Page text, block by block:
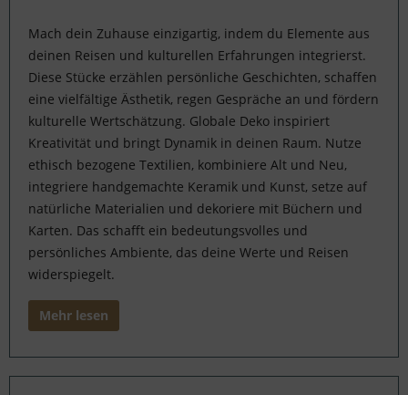
Mach dein Zuhause einzigartig, indem du Elemente aus
deinen Reisen und kulturellen Erfahrungen integrierst.
Diese Stücke erzählen persönliche Geschichten, schaffen
eine vielfältige Ästhetik, regen Gespräche an und fördern
kulturelle Wertschätzung. Globale Deko inspiriert
Kreativität und bringt Dynamik in deinen Raum. Nutze
ethisch bezogene Textilien, kombiniere Alt und Neu,
integriere handgemachte Keramik und Kunst, setze auf
natürliche Materialien und dekoriere mit Büchern und
Karten. Das schafft ein bedeutungsvolles und
persönliches Ambiente, das deine Werte und Reisen
widerspiegelt.
Mehr lesen